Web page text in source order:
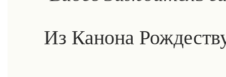
Из Канона